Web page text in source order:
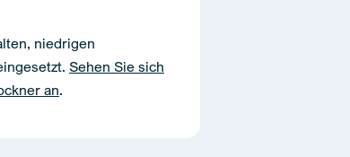
niedrigen
Sehen Sie sich
an.